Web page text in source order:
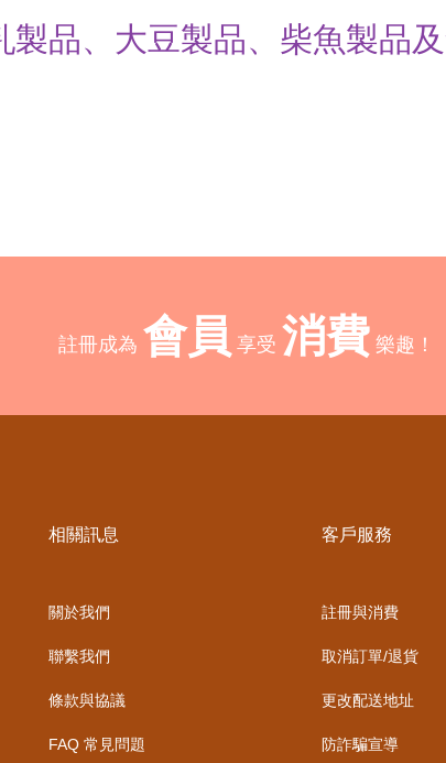
品、大豆製品、柴魚製品
註冊成為 會員 享受 消費 樂趣！
相關訊息
關於我們
聯繫我們
條款與協議
FAQ 常見問題
客戶服務
註冊與消費
取消訂單/退貨
更改配送地址
防詐騙宣導